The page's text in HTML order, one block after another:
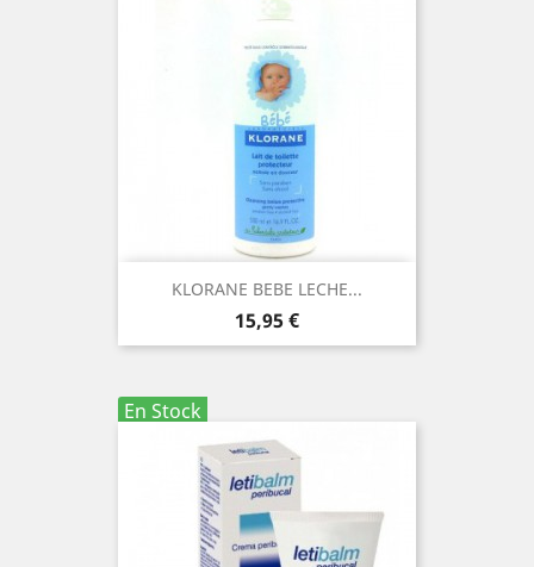
KLORANE BEBE LECHE...
Precio
15,95 €
En Stock